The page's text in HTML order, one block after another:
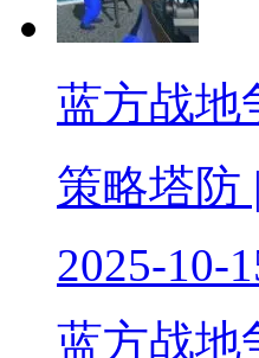
蓝方战地
策略塔防
2025-10-
蓝方战地